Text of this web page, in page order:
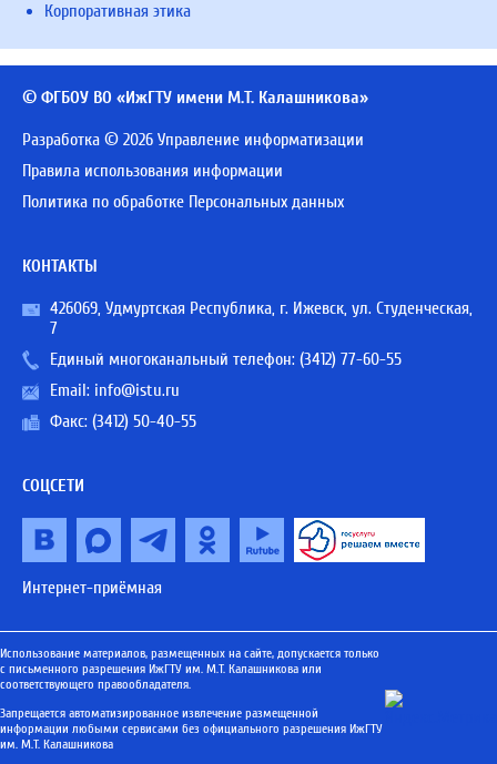
Корпоративная этика
© ФГБОУ ВО «ИжГТУ имени М.Т. Калашникова»
Разработка © 2026 Управление информатизации
Правила использования информации
Политика по обработке Персональных данных
КОНТАКТЫ
426069, Удмуртская Республика, г. Ижевск, ул. Студенческая,
7
Единый многоканальный телефон: (3412) 77-60-55
Email: info@istu.ru
Факс: (3412) 50-40-55
СОЦСЕТИ
Интернет-приёмная
Использование материалов, размещенных на сайте, допускается только
с письменного разрешения ИжГТУ им. М.Т. Калашникова или
соответствующего правообладателя.
Запрещается автоматизированное извлечение размещенной
информации любыми сервисами без официального разрешения ИжГТУ
им. М.Т. Калашникова